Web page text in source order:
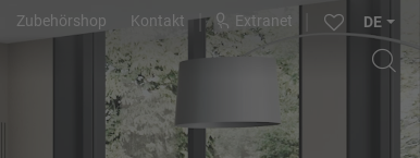
Zubehörshop Kontakt Extranet DE